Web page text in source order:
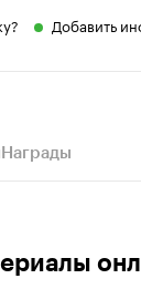
Добавить
Награды